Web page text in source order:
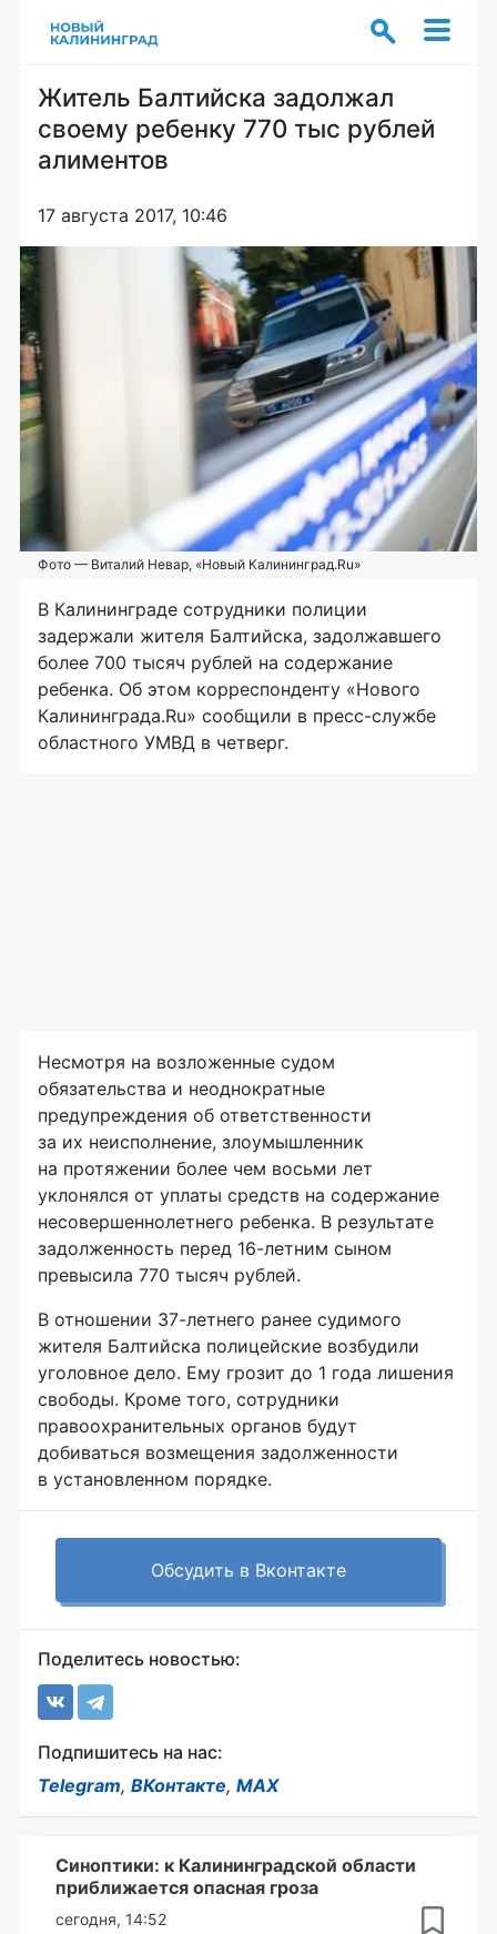
Житель Балтийска задолжал
своему ребенку 770 тыс рублей
алиментов
17 августа 2017, 10:46
Фото — Виталий Невар, «Новый Калининград.Ru»
В Калининграде сотрудники полиции
задержали жителя Балтийска, задолжавшего
более 700 тысяч рублей на содержание
ребенка. Об этом корреспонденту «Нового
Калининграда.Ru» сообщили в пресс-службе
областного УМВД в четверг.
Несмотря на возложенные судом
обязательства и неоднократные
предупреждения об ответственности
за их неисполнение, злоумышленник
на протяжении более чем восьми лет
уклонялся от уплаты средств на содержание
несовершеннолетнего ребенка. В результате
задолженность перед 16-летним сыном
превысила 770 тысяч рублей.
В отношении 37-летнего ранее судимого
жителя Балтийска полицейские возбудили
уголовное дело. Ему грозит до 1 года лишения
свободы. Кроме того, сотрудники
правоохранительных органов будут
добиваться возмещения задолженности
в установленном порядке.
Обсудить в Вконтакте
Поделитесь новостью:
Подпишитесь на нас:
Telegram, ВКонтакте, MAX
Синоптики: к Калининградской области
приближается опасная гроза
сегодня, 14:52